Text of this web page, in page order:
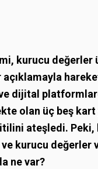
kurucu değerler
açıklamayla
dijital
olan üç beş
ateşledi. Peki,
ve kurucu değerler
ne var?